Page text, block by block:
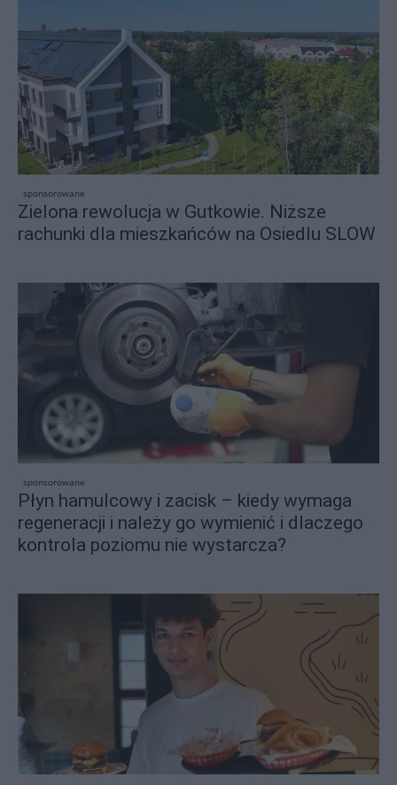
sponsorowane
Zielona rewolucja w Gutkowie. Niższe
rachunki dla mieszkańców na Osiedlu SLOW
sponsorowane
Płyn hamulcowy i zacisk – kiedy wymaga
regeneracji i należy go wymienić i dlaczego
kontrola poziomu nie wystarcza?